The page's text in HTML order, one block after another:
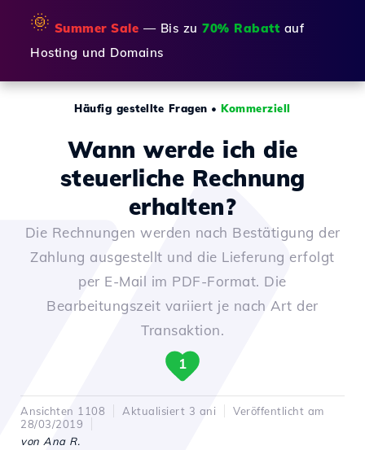
🌞 Summer Sale — Bis zu 70% Rabatt auf
Hosting und Domains
Häufig gestellte Fragen •Kommerziell
Wann werde ich die
steuerliche Rechnung
erhalten?
Die Rechnungen werden nach Bestätigung der
Zahlung ausgestellt und die Lieferung erfolgt
per E-Mail im PDF-Format. Die
Bearbeitungszeit variiert je nach Art der
Transaktion.
1
Ansichten 1108 Aktualisiert 3 ani
Veröffentlicht am
28/03/2019
von Ana R.